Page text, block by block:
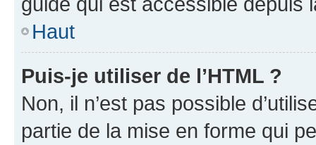
Haut
Puis-je utiliser de l’HTML ?
Non, il n’est pas possible
partie de la mise en forme qui